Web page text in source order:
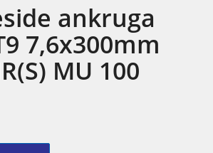
ankruga
7,6x300mm
MU 100